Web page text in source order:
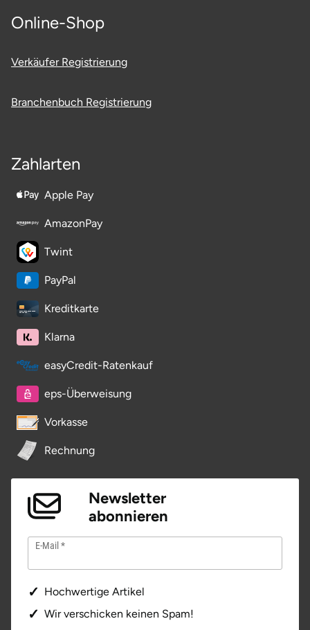
Online-Shop
Verkäufer Registrierung
Branchenbuch Registrierung
Zahlarten
Apple Pay
AmazonPay
Twint
PayPal
Kreditkarte
Klarna
easyCredit-Ratenkauf
eps-Überweisung
Vorkasse
Rechnung
Newsletter
abonnieren
E-Mail
Hochwertige Artikel
Wir verschicken keinen Spam!